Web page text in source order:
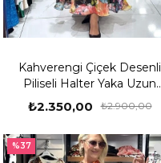
Kahverengi Çiçek Desenli
Piliseli Halter Yaka Uzun
Elbise
₺2.350,00 ₺2.900,00
%37